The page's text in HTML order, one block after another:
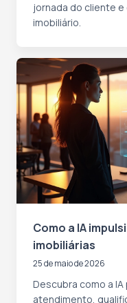
jornada do cliente
imobiliário.
Como a IA
imobiliárias
25 de maio de 2026
Descubra como a
atendimento,